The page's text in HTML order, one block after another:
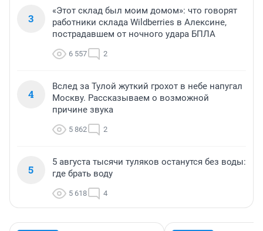
3
«Этот склад был моим домом»: что говорят
работники склада Wildberries в Алексине,
пострадавшем от ночного удара БПЛА
6 557 2
4
Вслед за Тулой жуткий грохот в небе напугал
Москву. Рассказываем о возможной
причине звука
5 862 2
5
5 августа тысячи туляков останутся без воды:
где брать воду
5 618 4